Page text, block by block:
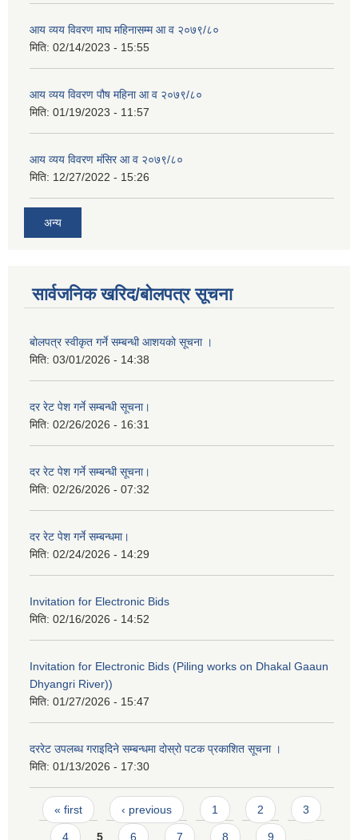
आय व्यय विवरण माघ महिनासम्म आ व २०७९/८०
मिति: 02/14/2023 - 15:55
आय व्यय विवरण पौष महिना आ व २०७९/८०
मिति: 01/19/2023 - 11:57
आय व्यय विवरण मंसिर आ व २०७९/८०
मिति: 12/27/2022 - 15:26
अन्य
सार्वजनिक खरिद/बोलपत्र सूचना
बोलपत्र स्वीकृत गर्ने सम्बन्धी आशयको सूचना ।
मिति: 03/01/2026 - 14:38
दर रेट पेश गर्ने सम्बन्धी सूचना।
मिति: 02/26/2026 - 16:31
दर रेट पेश गर्ने सम्बन्धी सूचना।
मिति: 02/26/2026 - 07:32
दर रेट पेश गर्ने सम्बन्धमा।
मिति: 02/24/2026 - 14:29
Invitation for Electronic Bids
मिति: 02/16/2026 - 14:52
Invitation for Electronic Bids (Piling works on Dhakal Gaaun
Dhyangri River))
मिति: 01/27/2026 - 15:47
दररेट उपलब्ध गराइदिने सम्बन्धमा दोस्रो पटक प्रकाशित सूचना ।
मिति: 01/13/2026 - 17:30
Pages
« first ‹ previous 1 2 3
4 5 6 7 8 9 …